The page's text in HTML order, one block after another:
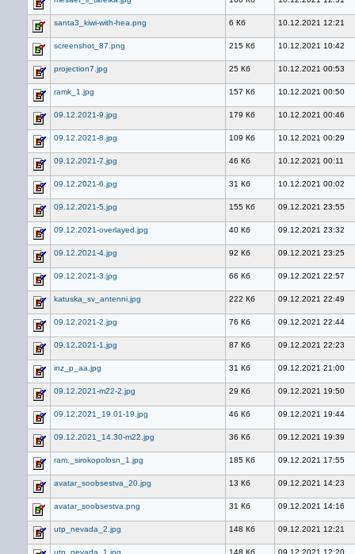
santa3_kiwi-with-hea.png 6 Кб 10.12.2021 12:21
screenshot_87.png 215 Кб 10.12.2021 10:42
projection7.jpg 25 Кб 10.12.2021 00:53
ramk_1.jpg 157 Кб 10.12.2021 00:50
09.12.2021-9.jpg 179 Кб 10.12.2021 00:46
09.12.2021-8.jpg 109 Кб 10.12.2021 00:29
09.12.2021-7.jpg 46 Кб 10.12.2021 00:11
09.12.2021-6.jpg 31 Кб 10.12.2021 00:02
09.12.2021-5.jpg 155 Кб 09.12.2021 23:55
09.12.2021-overlayed.jpg 40 Кб 09.12.2021 23:32
09.12.2021-4.jpg 92 Кб 09.12.2021 23:25
09.12.2021-3.jpg 66 Кб 09.12.2021 22:57
katuska_sv_antenni.jpg 222 Кб 09.12.2021 22:49
09.12.2021-2.jpg 76 Кб 09.12.2021 22:44
09.12.2021-1.jpg 87 Кб 09.12.2021 22:23
inz_p_aa.jpg 31 Кб 09.12.2021 21:00
09.12.2021-m22-2.jpg 29 Кб 09.12.2021 19:50
09.12.2021_19.01-19.jpg 46 Кб 09.12.2021 19:44
09.12.2021_14.30-m22.jpg 36 Кб 09.12.2021 19:39
ram._sirokopolosn_1.jpg 185 Кб 09.12.2021 17:55
avatar_soobsestva_20.jpg 13 Кб 09.12.2021 14:23
avatar_soobsestva.png 31 Кб 09.12.2021 14:16
utp_nevada_2.jpg 148 Кб 09.12.2021 12:21
utp_nevada_1.jpg 148 Кб 09.12.2021 12:20